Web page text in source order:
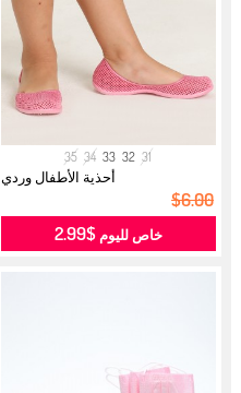
31
32
33
34
35
أحذية الأطفال وردي
$6.00
خاص لليوم$2.99